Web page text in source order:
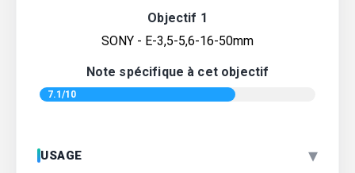
Objectif 1
SONY - E-3,5-5,6-16-50mm
Note spécifique à cet objectif
7.1/10
USAGE ▾